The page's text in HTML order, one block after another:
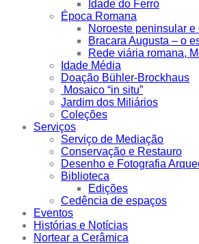
Idade do Ferro
Época Romana
Noroeste peninsular
Bracara Augusta – o
Rede viária romana,
Idade Média
Doação Bühler-Brockhaus
Mosaico “in situ”
Jardim dos Miliários
Coleções
Serviços
Serviço de Mediação
Conservação e Restauro
Desenho e Fotografia
Biblioteca
Edições
Cedência de espaços
Eventos
Histórias e Notícias
Nortear a Cerâmica